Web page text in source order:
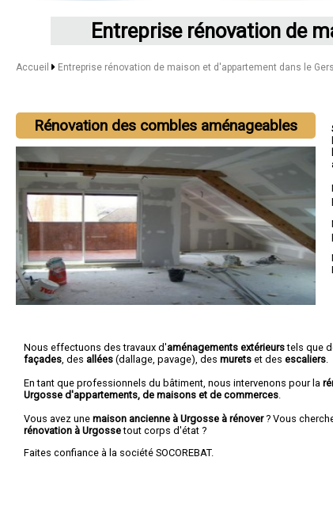
Entreprise rénovation de
Accueil Entreprise rénovation de maison et d'appartement dans le Gers
Rénovation des combles aménageables
Nous effectuons des travaux d'aménagements extérieurstels que
façades , des allées (dallage, pavage), des murets et des escaliers
En tant que professionnels du bâtiment, nous intervenons pour la
Urgosse d'appartements, de maisons et de commerces
Vous avez une maison ancienne à Urgosse à rénover? Vous
rénovation à Urgossetout corps d'état ?
Faites confiance à la société SOCOREBAT.